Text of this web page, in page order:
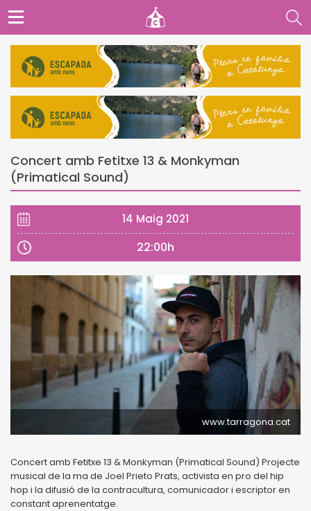
Concert amb Fetitxe 13 & Monkyman
(Primatical Sound)
14 Maig 2021
22:00h
www.tarragona.cat
Concert amb Fetitxe 13 & Monkyman (Primatical Sound) Projecte
musical de la ma de Joel Prieto Prats, activista en pro del hip
hop i la difusió de la contracultura, comunicador i escriptor en
constant aprenentatge.